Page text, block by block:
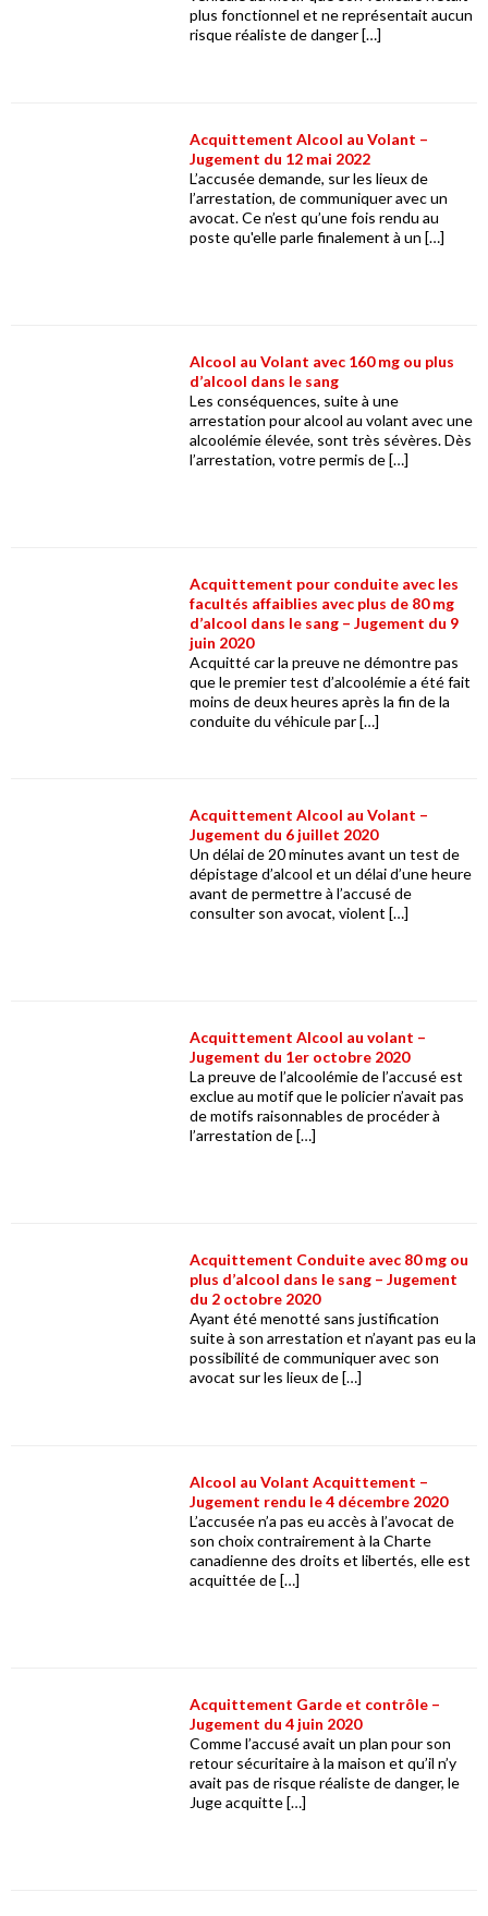
plus fonctionnel et ne représentait aucun
risque réaliste de danger […]
Acquittement Alcool au Volant –
Jugement du 12 mai 2022
L’accusée demande, sur les lieux de
l’arrestation, de communiquer avec un
avocat. Ce n’est qu’une fois rendu au
poste qu'elle parle finalement à un […]
Alcool au Volant avec 160 mg ou plus
d’alcool dans le sang
Les conséquences, suite à une
arrestation pour alcool au volant avec une
alcoolémie élevée, sont très sévères. Dès
l’arrestation, votre permis de […]
Acquittement pour conduite avec les
facultés affaiblies avec plus de 80 mg
d’alcool dans le sang – Jugement du 9
juin 2020
Acquitté car la preuve ne démontre pas
que le premier test d’alcoolémie a été fait
moins de deux heures après la fin de la
conduite du véhicule par […]
Acquittement Alcool au Volant –
Jugement du 6 juillet 2020
Un délai de 20 minutes avant un test de
dépistage d’alcool et un délai d’une heure
avant de permettre à l’accusé de
consulter son avocat, violent […]
Acquittement Alcool au volant –
Jugement du 1er octobre 2020
La preuve de l’alcoolémie de l’accusé est
exclue au motif que le policier n’avait pas
de motifs raisonnables de procéder à
l’arrestation de […]
Acquittement Conduite avec 80 mg ou
plus d’alcool dans le sang – Jugement
du 2 octobre 2020
Ayant été menotté sans justification
suite à son arrestation et n’ayant pas eu la
possibilité de communiquer avec son
avocat sur les lieux de […]
Alcool au Volant Acquittement –
Jugement rendu le 4 décembre 2020
L’accusée n’a pas eu accès à l’avocat de
son choix contrairement à la Charte
canadienne des droits et libertés, elle est
acquittée de […]
Acquittement Garde et contrôle –
Jugement du 4 juin 2020
Comme l’accusé avait un plan pour son
retour sécuritaire à la maison et qu’il n’y
avait pas de risque réaliste de danger, le
Juge acquitte […]